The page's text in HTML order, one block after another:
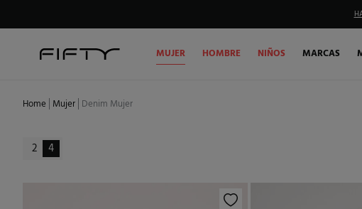
MUJER HOMBRE NIÑOS MARCAS
Home Mujer Denim Mujer
2 4